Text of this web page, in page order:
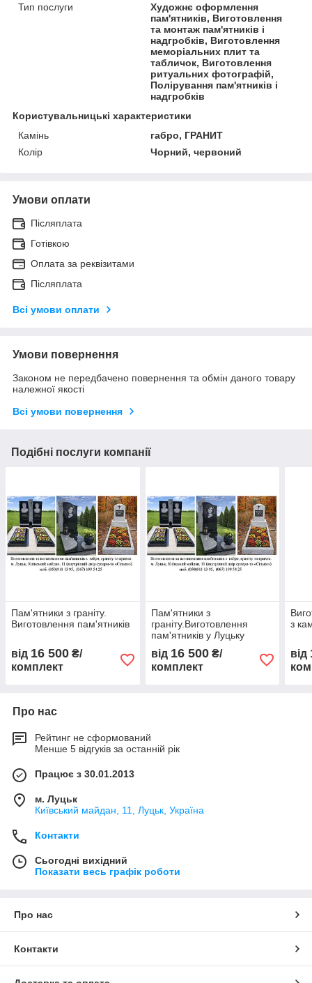
Тип послуги
Художнє оформлення
пам'ятників, Виготовлення
та монтаж пам'ятників і
надгробків, Виготовлення
меморіальних плит та
табличок, Виготовлення
ритуальних фотографій,
Полірування пам'ятників і
надгробків
Користувальницькі характеристики
Камінь
габро, ГРАНИТ
Колір
Чорний, червоний
Умови оплати
Післяплата
Готівкою
Оплата за реквізитами
Післяплата
Всі умови оплати
Умови повернення
Законом не передбачено повернення та обмін даного товару
належної якості
Всі умови повернення
Подібні послуги компанії
Пам'ятники з граніту.
Виготовлення пам'ятників
від 16 500 ₴/
комплект
Пам'ятники з
граніту.Виготовлення
пам'ятників у Луцьку
від 16 500₴/
комплект
з
від
Про нас
Рейтинг не сформований
Менше 5 відгуків за останній рік
Працює з 30.01.2013
м. Луцьк
Київський майдан, 11, Луцьк, Україна
Контакти
Сьогодні вихідний
Показати весь графік роботи
Про нас
Контакти